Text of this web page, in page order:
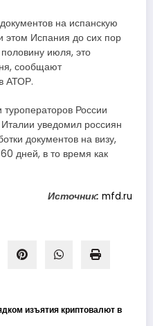
на испанскую
этом Испания до сих пор
июля, это
сообщают
АТОР.
России
уведомил россиян
документов на визу,
дней, в то время как
Источник: mfd.ru
изъятия криптовалют в